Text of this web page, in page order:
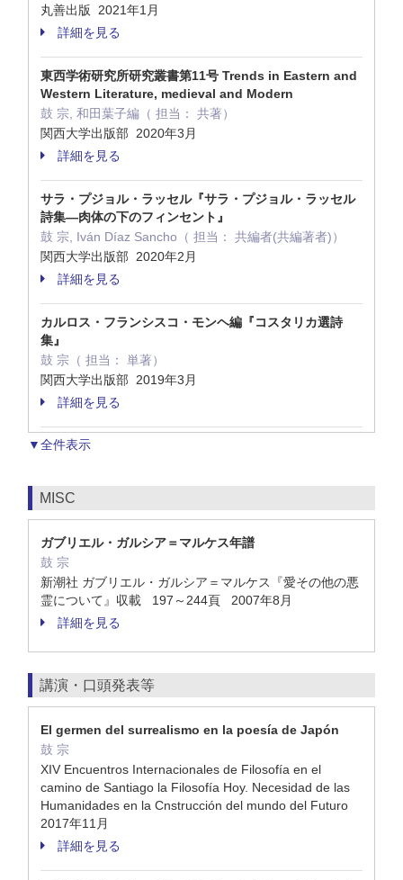
丸善出版 2021年1月
詳細を見る
東西学術研究所研究叢書第11号 Trends in Eastern and
Western Literature, medieval and Modern
鼓 宗, 和田葉子編（ 担当： 共著）
関西大学出版部 2020年3月
詳細を見る
サラ・プジョル・ラッセル『サラ・プジョル・ラッセル
詩集―肉体の下のフィンセント』
鼓 宗, Iván Díaz Sancho（ 担当： 共編者(共編著者)）
関西大学出版部 2020年2月
詳細を見る
カルロス・フランシスコ・モンヘ編『コスタリカ選詩
集』
鼓 宗（ 担当： 単著）
関西大学出版部 2019年3月
詳細を見る
▼全件表示
MISC
ガブリエル・ガルシア＝マルケス年譜
鼓 宗
新潮社 ガブリエル・ガルシア＝マルケス『愛その他の悪
霊について』収載 197～244頁 2007年8月
詳細を見る
講演・口頭発表等
El germen del surrealismo en la poesía de Japón
鼓 宗
XIV Encuentros Internacionales de Filosofía en el
camino de Santiago la Filosofía Hoy. Necesidad de las
Humanidades en la Cnstrucción del mundo del Futuro
2017年11月
詳細を見る